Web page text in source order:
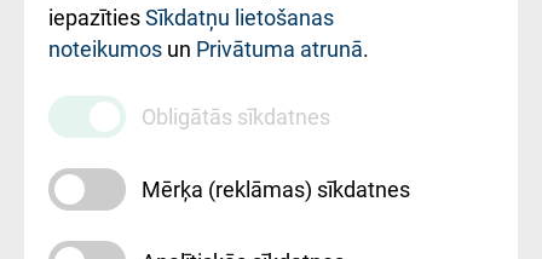
iestādes kods
010000234
Maksas
pakalpojumu
cenrādis
iepazītiesSīkdatņu lietošanas
noteikumos un Privātuma atrunā.
Obligātās sīkdatnes
Mērķa (reklāmas) sīkdatnes